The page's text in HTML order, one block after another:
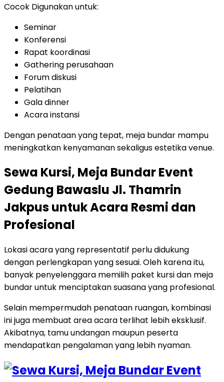
Cocok Digunakan untuk:
Seminar
Konferensi
Rapat koordinasi
Gathering perusahaan
Forum diskusi
Pelatihan
Gala dinner
Acara instansi
Dengan penataan yang tepat, meja bundar mampu
meningkatkan kenyamanan sekaligus estetika venue.
Sewa Kursi, Meja Bundar Event
Gedung Bawaslu Jl. Thamrin
Jakpus untuk Acara Resmi dan
Profesional
Lokasi acara yang representatif perlu didukung
dengan perlengkapan yang sesuai. Oleh karena itu,
banyak penyelenggara memilih paket kursi dan meja
bundar untuk menciptakan suasana yang profesional.
Selain mempermudah penataan ruangan, kombinasi
ini juga membuat area acara terlihat lebih eksklusif.
Akibatnya, tamu undangan maupun peserta
mendapatkan pengalaman yang lebih nyaman.